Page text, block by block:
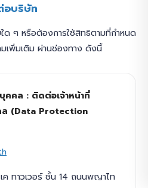
อบริษัท
ๆ หรือต้องการใช้สิทธิตามที่กำหนด
เพิ่มเติม ผ่านช่องทาง ดังนี้
คคล : ติดต่อเจ้าหน้าที่
(Data Protection
ค ทาวเวอร์ ชั้น 14 ถนนพญาไท